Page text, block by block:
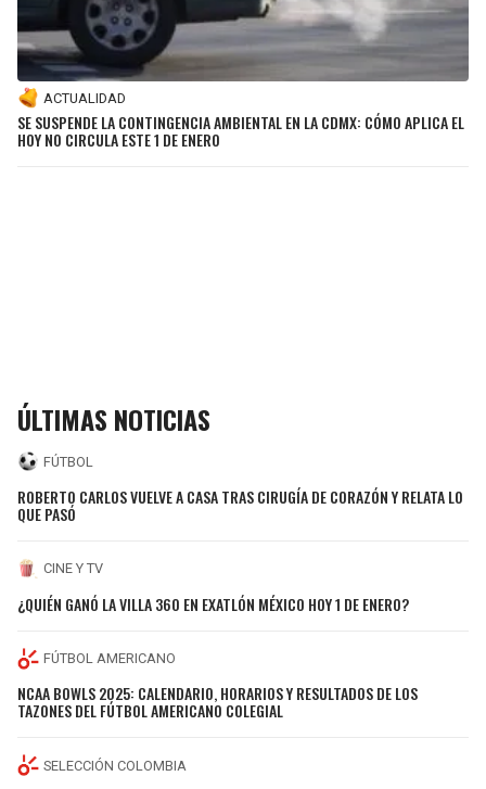
ACTUALIDAD
SE SUSPENDE LA CONTINGENCIA AMBIENTAL EN LA CDMX: CÓMO APLICA EL
HOY NO CIRCULA ESTE 1 DE ENERO
ÚLTIMAS NOTICIAS
FÚTBOL
ROBERTO CARLOS VUELVE A CASA TRAS CIRUGÍA DE CORAZÓN Y RELATA LO
QUE PASÓ
CINE Y TV
¿QUIÉN GANÓ LA VILLA 360 EN EXATLÓN MÉXICO HOY 1 DE ENERO?
FÚTBOL AMERICANO
NCAA BOWLS 2025: CALENDARIO, HORARIOS Y RESULTADOS DE LOS
TAZONES DEL FÚTBOL AMERICANO COLEGIAL
SELECCIÓN COLOMBIA